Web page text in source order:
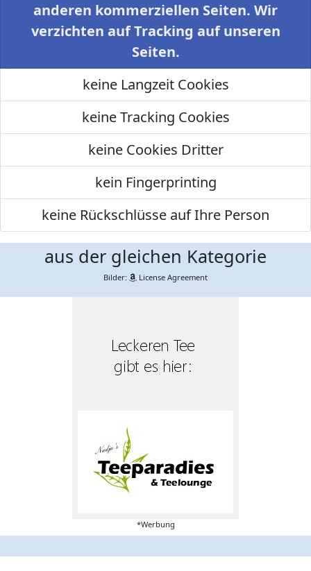
anderen kommerziellen Seiten. Wir
verzichten auf Tracking auf unseren
Seiten.
keine Langzeit Cookies
keine Tracking Cookies
keine Cookies Dritter
kein Fingerprinting
keine Rückschlüsse auf Ihre Person
aus der gleichen Kategorie
Bilder: License Agreement
*Werbung